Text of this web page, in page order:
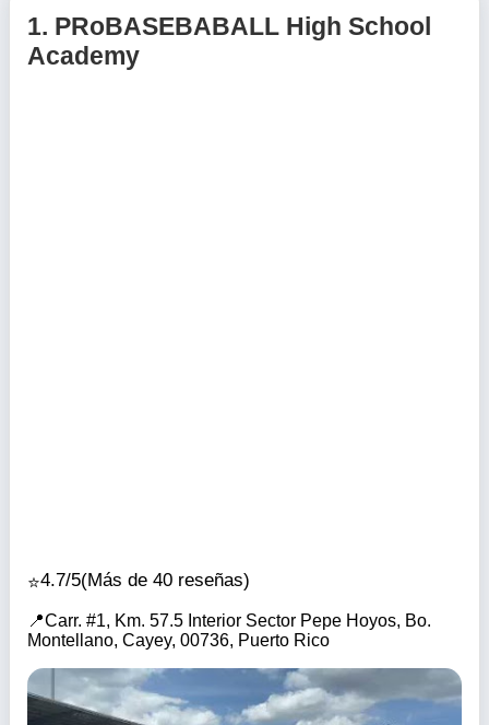
1. PRoBASEBABALL High School
Academy
4.7/5(Más de 40 reseñas)
Carr. #1, Km. 57.5 Interior Sector Pepe Hoyos, Bo.
Montellano, Cayey, 00736, Puerto Rico